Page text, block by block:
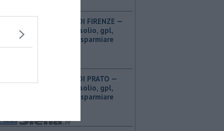
PROVINCIA DI FIRENZE — ​
Benzina, gasolio, gpl,
ecco dove risparmiare
PROVINCIA DI PRATO — ​
Benzina, gasolio, gpl,
ecco dove risparmiare